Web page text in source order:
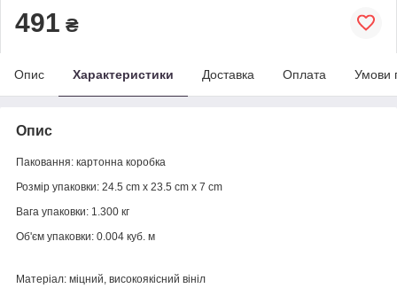
491 ₴
Опис Характеристики Доставка Оплата Умови
Опис
Паковання: картонна коробка
Розмір упаковки: 24.5 cm x 23.5 cm x 7 cm
Вага упаковки: 1.300 кг
Об'єм упаковки: 0.004 куб. м
Матеріал: міцний, високоякісний вініл